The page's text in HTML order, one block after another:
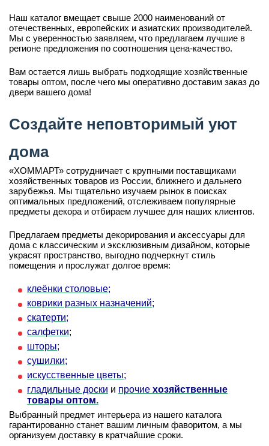
Наш каталог вмещает свыше 2000 наименований от
отечественных, европейских и азиатских производителей.
Мы с уверенностью заявляем, что предлагаем лучшие в
регионе предложения по соотношения цена-качество.
Вам остается лишь выбрать подходящие хозяйственные
товары оптом, после чего мы оперативно доставим заказ до
двери вашего дома!
Создайте неповторимый уют
дома
«ХОММАРТ» сотрудничает с крупными поставщиками
хозяйственных товаров из России, ближнего и дальнего
зарубежья. Мы тщательно изучаем рынок в поисках
оптимальных предложений, отслеживаем популярные
предметы декора и отбираем лучшее для наших клиентов.
Предлагаем предметы декорирования и аксессуары для
дома с классическим и эксклюзивным дизайном, которые
украсят пространство, выгодно подчеркнут стиль
помещения и прослужат долгое время:
клеёнки столовые;
коврики разных назначений;
скатерти;
салфетки;
шторы;
сушилки;
искусственные цветы;
гладильные доски и прочие хозяйственные
товары оптом.
Выбранный предмет интерьера из нашего каталога
гарантированно станет вашим личным фаворитом, а мы
организуем доставку в кратчайшие сроки.